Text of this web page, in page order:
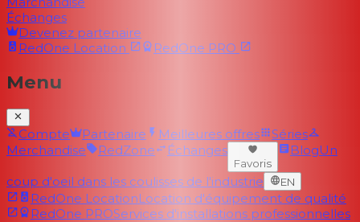
Échanges
Devenez partenaire
RedOne Location RedOne PRO
Menu
Compte Partenaire Meilleures offres
Séries
Merchandise
RedZone Échanges
Favoris
BlogUn
coup d'oeil dans les coulisses de l'industrie EN
RedOne LocationLocation d'équipement de qualité
RedOne PROServices d'installations professionnelles